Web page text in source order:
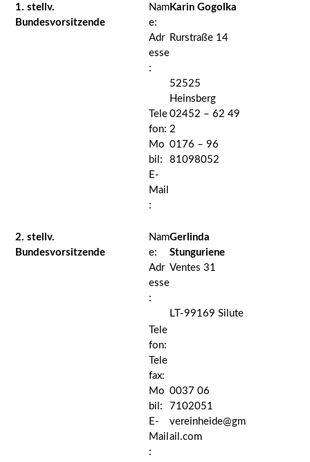
1. stellv.
Bundesvorsitzende
Nam
e:
Karin Gogolka
Adr
esse
:
Rurstraße 14
52525
Heinsberg
Tele
fon:
02452 – 62 49
2
Mo
bil:
0176 – 96
81098052
E-
Mail
:
2. stellv.
Bundesvorsitzende
Nam
e:
Gerlinda
Stunguriene
Adr
esse
:
Ventes 31
LT-99169 Silute
Tele
fon:
Tele
fax:
Mo
bil:
0037 06
7102051
E-
Mail
:
vereinheide@gm
ail.com